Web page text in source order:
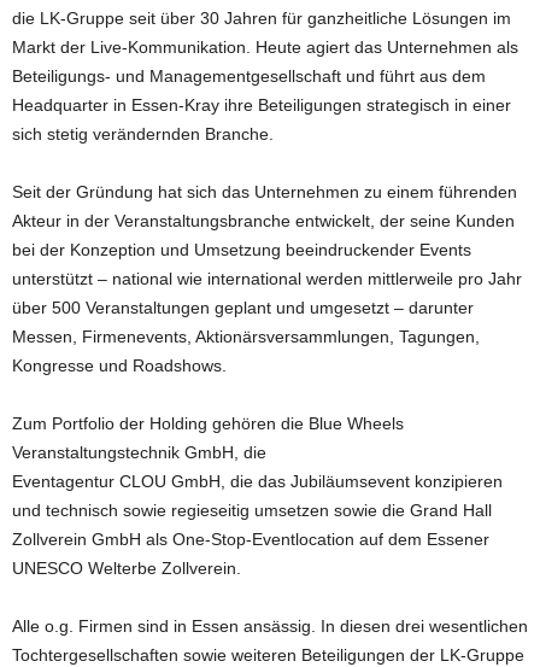
die LK-Gruppe seit über 30 Jahren für ganzheitliche Lösungen im
Markt der Live-Kommunikation. Heute agiert das Unternehmen als
Beteiligungs- und Managementgesellschaft und führt aus dem
Headquarter in Essen-Kray ihre Beteiligungen strategisch in einer
sich stetig verändernden Branche.
Seit der Gründung hat sich das Unternehmen zu einem führenden
Akteur in der Veranstaltungsbranche entwickelt, der seine Kunden
bei der Konzeption und Umsetzung beeindruckender Events
unterstützt – national wie international werden mittlerweile pro Jahr
über 500 Veranstaltungen geplant und umgesetzt – darunter
Messen, Firmenevents, Aktionärsversammlungen, Tagungen,
Kongresse und Roadshows.
Zum Portfolio der Holding gehören die Blue Wheels
Veranstaltungstechnik GmbH, die
Eventagentur CLOU GmbH, die das Jubiläumsevent konzipieren
und technisch sowie regieseitig umsetzen sowie die Grand Hall
Zollverein GmbH als One-Stop-Eventlocation auf dem Essener
UNESCO Welterbe Zollverein.
Alle o.g. Firmen sind in Essen ansässig. In diesen drei wesentlichen
Tochtergesellschaften sowie weiteren Beteiligungen der LK-Gruppe